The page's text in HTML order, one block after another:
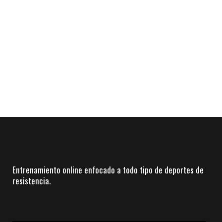
Entrenamiento online enfocado a todo tipo de deportes de
resistencia.